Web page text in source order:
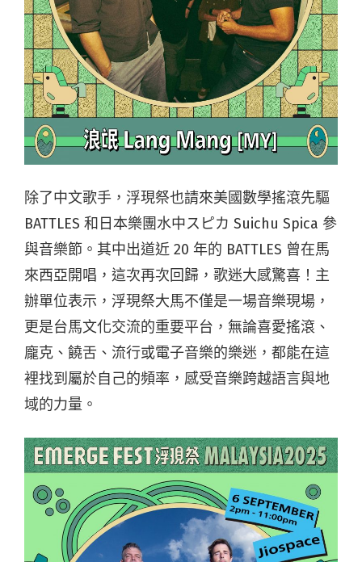
除了中文歌手，浮現祭也請來美國數學搖滾先驅
BATTLES 和日本樂團水中スピカ Suichu Spica 參
與音樂節。其中出道近 20 年的 BATTLES 曾在馬
來西亞開唱，這次再次回歸，歌迷大感驚喜！主
辦單位表示，浮現祭大馬不僅是一場音樂現場，
更是台馬文化交流的重要平台，無論喜愛搖滾、
龐克、饒舌、流行或電子音樂的樂迷，都能在這
裡找到屬於自己的頻率，感受音樂跨越語言與地
域的力量。